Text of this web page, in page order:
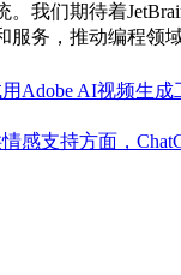
。我们期待着
务，推动编程领域
Adobe AI视频生成
感支持方面，